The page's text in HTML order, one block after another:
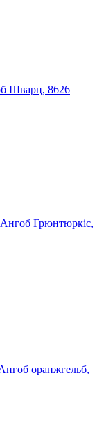
Шварц, 8626
Грюнтюркіс,
оранжгельб,